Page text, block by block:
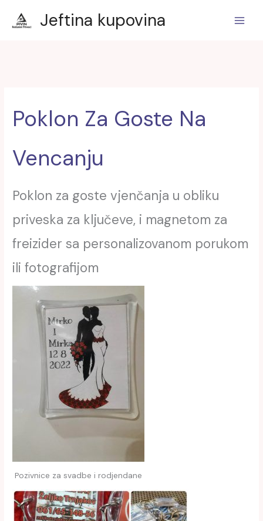
Jeftina kupovina
Poklon Za Goste Na
Vencanju
Poklon za goste vjenčanja u obliku
priveska za ključeve, i magnetom za
freizider sa personalizovanom porukom
ili fotografijom
Pozivnice za svadbe i rodjendane
производ
производа
производ